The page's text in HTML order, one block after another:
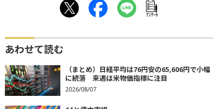
ｱﾝｹｰﾄ
あわせて読む
（まとめ）日経平均は76円安の65,606円で小幅
に続落 来週は米物価指標に注目
2026/08/07